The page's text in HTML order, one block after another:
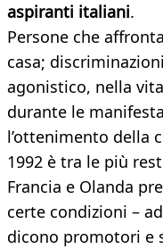
aspiranti italiani.
Persone che
casa;
agonistico, nella
durante le
l’ottenimento della
1992 è tra le più
Francia e Olanda
certe condizioni –
dicono promotori e